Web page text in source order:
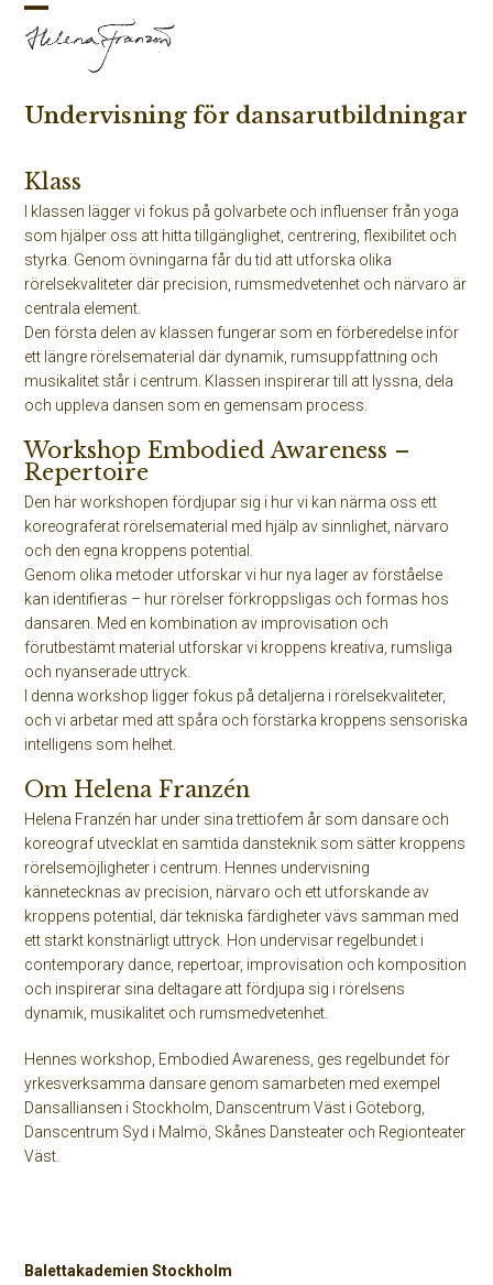
Skip
Open
mobile
Close
mobile
Undervisning för dansarutbildningar
Klass
I klassen lägger vi fokus på golvarbete och influenser från yoga
som hjälper oss att hitta tillgänglighet, centrering, flexibilitet och
styrka. Genom övningarna får du tid att utforska olika
rörelsekvaliteter där precision, rumsmedvetenhet och närvaro är
centrala element.
Den första delen av klassen fungerar som en förberedelse inför
ett längre rörelsematerial där dynamik, rumsuppfattning och
musikalitet står i centrum. Klassen inspirerar till att lyssna, dela
och uppleva dansen som en gemensam process.
Workshop Embodied Awareness –
Repertoire
Den här workshopen fördjupar sig i hur vi kan närma oss ett
koreograferat rörelsematerial med hjälp av sinnlighet, närvaro
och den egna kroppens potential.
Genom olika metoder utforskar vi hur nya lager av förståelse
kan identifieras – hur rörelser förkroppsligas och formas hos
dansaren. Med en kombination av improvisation och
förutbestämt material utforskar vi kroppens kreativa, rumsliga
och nyanserade uttryck.
I denna workshop ligger fokus på detaljerna i rörelsekvaliteter,
och vi arbetar med att spåra och förstärka kroppens sensoriska
intelligens som helhet.
Om Helena Franzén
Helena Franzén har under sina trettiofem år som dansare och
koreograf utvecklat en samtida dansteknik som sätter kroppens
rörelsemöjligheter i centrum. Hennes undervisning
kännetecknas av precision, närvaro och ett utforskande av
kroppens potential, där tekniska färdigheter vävs samman med
ett starkt konstnärligt uttryck. Hon undervisar regelbundet i
contemporary dance, repertoar, improvisation och komposition
och inspirerar sina deltagare att fördjupa sig i rörelsens
dynamik, musikalitet och rumsmedvetenhet.
Hennes workshop, Embodied Awareness, ges regelbundet för
yrkesverksamma dansare genom samarbeten med exempel
Dansalliansen i Stockholm, Danscentrum Väst i Göteborg,
Danscentrum Syd i Malmö, Skånes Dansteater och Regionteater
Väst.
Balettakademien Stockholm